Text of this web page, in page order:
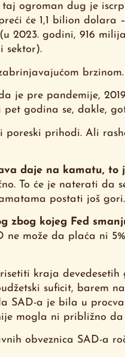
ogroman dug je
će 1,1 bilion dolara
2023. godini, 916
sektor).
brzinom.
je pre pandemije,
godina se, dakle,
poreski prihodi. Ali
daje na kamatu, to
To će je naterati
postati još gori.
zbog kojeg Fed
ne može da plaća ni
kraja
suficit, barem
SAD-a je bila u
mogla ni približno da
obveznica SAD-a